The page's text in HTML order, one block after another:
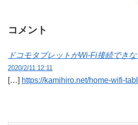
コメント
ドコモタブレットがWi-Fi接続でき
2020/2/11 12:11
[…] https://kamihiro.net/home-wifi-